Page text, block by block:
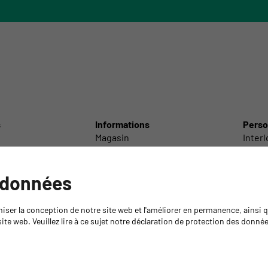
Informations
Magasin
Centre de découpe
Médiathèque
Retour de marchandises
la conception de notre site web et l'améliorer en permanence, ainsi
web. Veuillez lire à ce sujet notre déclaration de protection des